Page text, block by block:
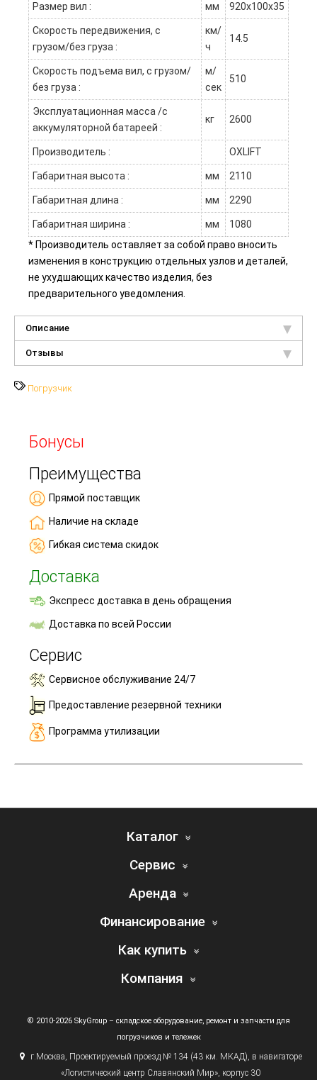
Размер вил : мм 920х100х35
Скорость передвижения, с
грузом/без груза :
км/
ч
14.5
Скорость подъема вил, с грузом/
без груза :
м/
сек
510
Эксплуатационная масса /с
аккумуляторной батареей :
кг 2600
Производитель : OXLIFT
Габаритная высота : мм 2110
Габаритная длина : мм 2290
Габаритная ширина : мм
1080
* Производитель оставляет за собой право вносить
изменения в конструкцию отдельных узлов и деталей,
не ухудшающих качество изделия, без
предварительного уведомления.
Описание
Отзывы
Погрузчик
Бонусы
Преимущества
Прямой поставщик
Наличие на складе
Гибкая система скидок
Доставка
Экспресс доставка в день обращения
Доставка по всей России
Сервис
Сервисное обслуживание 24/7
Предоставление резервной техники
Программа утилизации
Каталог
Сервис
Аренда
Финансирование
Как купить
Компания
© 2010-2026 SkyGroup – складское оборудование, ремонт и запчасти для
погрузчиков и тележек
г.Москва, Проектируемый проезд № 134 (43км. МКАД), в навигаторе
«Логистический центр Славянский Мир», корпус 30